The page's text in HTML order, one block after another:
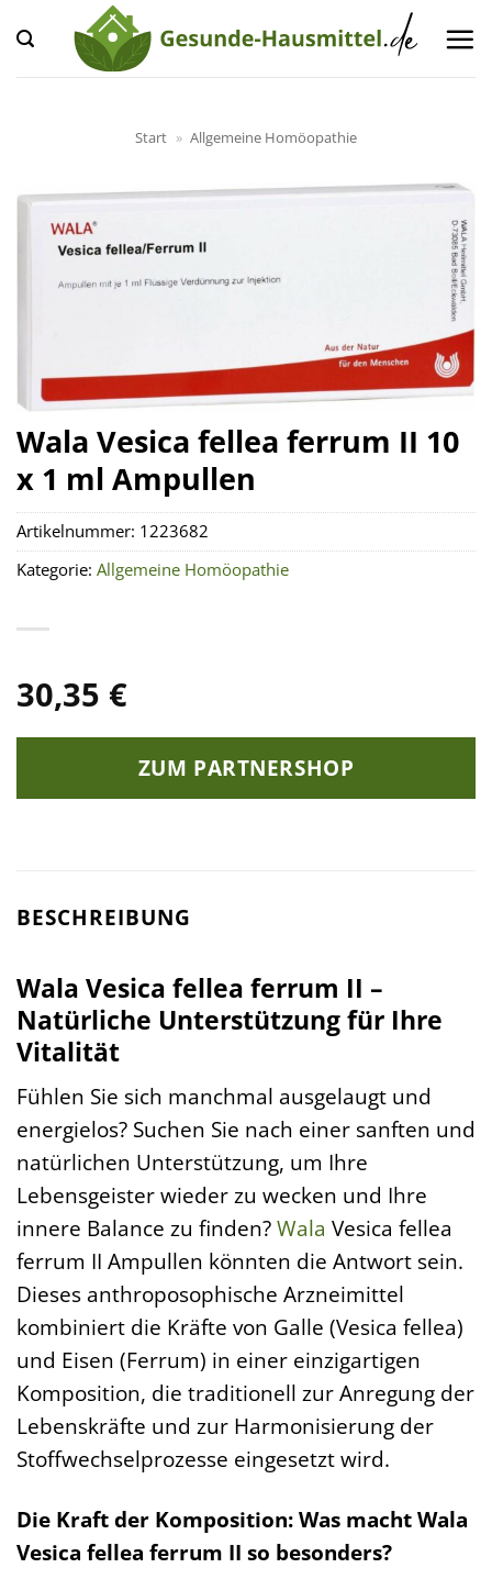
Inhalt
springen
Start » Allgemeine Homöopathie
Wala Vesica fellea ferrum II 10
x 1 ml Ampullen
30,35 €
ZUM PARTNERSHOP
Artikelnummer: 1223682
Kategorie: Allgemeine Homöopathie
BESCHREIBUNG
Wala Vesica fellea ferrum II –
Natürliche Unterstützung für Ihre
Vitalität
Fühlen Sie sich manchmal ausgelaugt und
energielos? Suchen Sie nach einer sanften und
natürlichen Unterstützung, um Ihre
Lebensgeister wieder zu wecken und Ihre
innere Balance zu finden?Wala Vesica fellea
ferrum II Ampullen könnten die Antwort sein.
Dieses anthroposophische Arzneimittel
kombiniert die Kräfte von Galle (Vesica fellea)
und Eisen (Ferrum) in einer einzigartigen
Komposition, die traditionell zur Anregung der
Lebenskräfte und zur Harmonisierung der
Stoffwechselprozesse eingesetzt wird.
Die Kraft der Komposition: Was macht Wala
Vesica fellea ferrum II so besonders?